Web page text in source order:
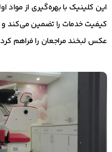
این کلینیک با بهره‌گیری از مواد
کیفیت خدمات را تضمین می‌کند و
عکس لبخند مراجعان را فراهم